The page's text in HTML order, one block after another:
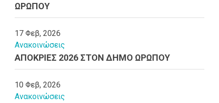
ΩΡΩΠΟΥ
17 Φεβ, 2026
Ανακοινώσεις
ΑΠΟΚΡΙΕΣ 2026 ΣΤΟΝ ΔΗΜΟ ΩΡΩΠΟΥ
10 Φεβ, 2026
Ανακοινώσεις